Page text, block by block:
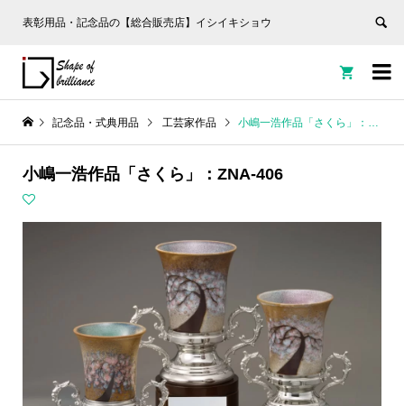
表彰用品・記念品の【総合販売店】イシイキショウ


記念品・式典用品 工芸家作品 小嶋一浩作品「さくら」：ZNA-406
小嶋一浩作品「さくら」：ZNA-406